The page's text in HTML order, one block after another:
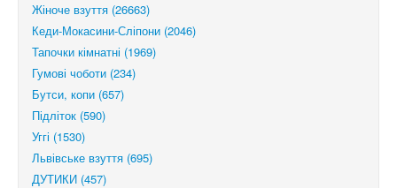
Жіноче взуття (26663)
Кеди-Мокасини-Сліпони (2046)
Тапочки кімнатні (1969)
Гумові чоботи (234)
Бутси, копи (657)
Підліток (590)
Уггі (1530)
Львівське взуття (695)
ДУТИКИ (457)